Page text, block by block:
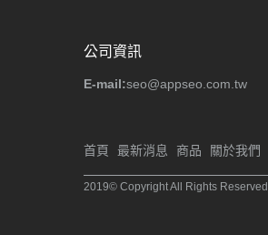
公司資訊
E-mail:seo@appseo.com.tw
首頁 最新消息 商品 關於我們
2019© Copyright All Rights Reserved